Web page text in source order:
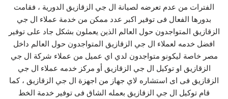
الفترات من عدم تعرضه لصيانة ال جي الزقازيق الدورية ، فقامت
بدورها الفعال فى توفير اكبر عدد ممكن من خدمة عملاء ال جي
الزقازيق المتواجدون حول العالم الذين يعملون بشكل جاد على توفير
افضل خدمه لعملاء ال جي الزقازيق المتواجدون حول العالم داخل
مصر خاصة ليكونو متواجدون لدي اي عميل من عملاء شركة ال جي
الزقازيق او توكيل ال جي الزقازيق أو مركز خدمه عملاء ال جي
الزقازيق فى اى استشاره لاي جهاز من اجهزة ال جي الزقازيق ، كما
قام توكيل ال جي الزقازيق بعمله الشاق فى توفير خدمة الخط